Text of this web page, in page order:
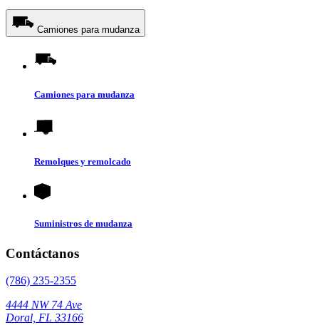
Camiones para mudanza
Camiones para mudanza
Remolques y remolcado
Suministros de mudanza
Contáctanos
(786) 235-2355
4444 NW 74 Ave
Doral, FL 33166